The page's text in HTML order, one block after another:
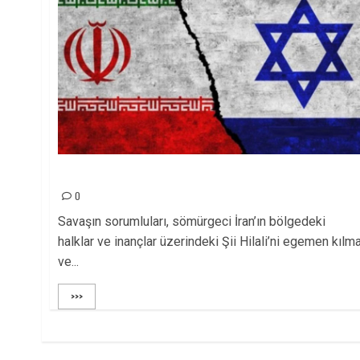
0
Savaşın sorumluları, sömürgeci İran’ın bölgedeki
halklar ve inançlar üzerindeki Şii Hilali’ni egemen
ve...
>>>